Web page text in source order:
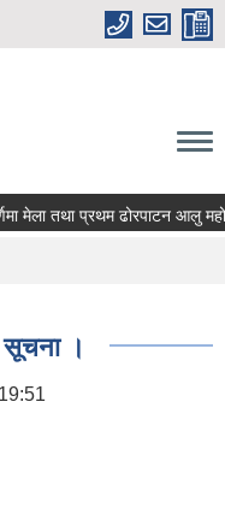
मेला तथा प्रथम ढोरपाटन आलु
।